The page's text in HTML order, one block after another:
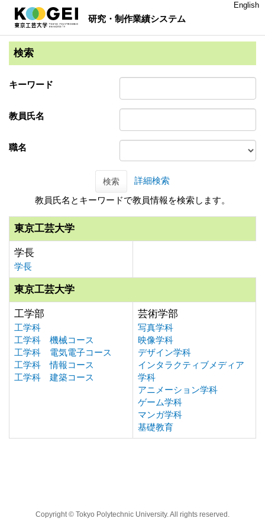
研究・制作業績システム
English
検索
キーワード
教員氏名
職名
検索
詳細検索
教員氏名とキーワードで教員情報を検索します。
東京工芸大学
学長
学長
東京工芸大学
工学部
工学科
工学科 機械コース
工学科 電気電子コース
工学科 情報コース
工学科 建築コース
芸術学部
写真学科
映像学科
デザイン学科
インタラクティブメディア
学科
アニメーション学科
ゲーム学科
マンガ学科
基礎教育
Copyright © Tokyo Polytechnic University. All rights reserved.